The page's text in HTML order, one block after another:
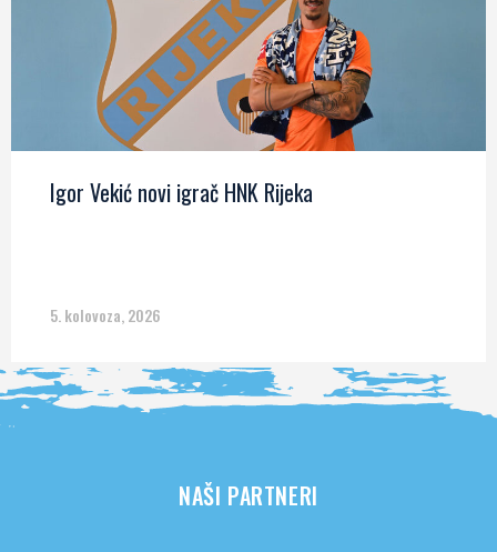
Igor Vekić novi igrač HNK Rijeka
5. kolovoza, 2026
NAŠI PARTNERI